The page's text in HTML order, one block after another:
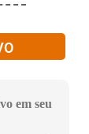
em seu